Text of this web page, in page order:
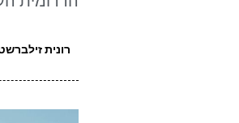
רונית